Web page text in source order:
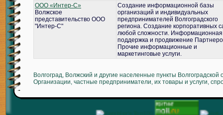
ООО «Интер-С»
Волжское
представительство ООО
"Интер-С"
Создание информационной базы
организаций и индивидуальных
предпринимателей Волгоградского
региона. Создание корпоративных
любой сложности. Информационная
поддержка и продвижение
Прочие информационные и
маркетинговые услуги.
Волгоград, Волжский и другие населенные пункты Волгоградской
Организации, частные предприниматели, их товары и услуги,